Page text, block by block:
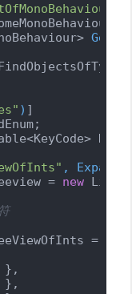
) ]
,
= new List<
=
},
},